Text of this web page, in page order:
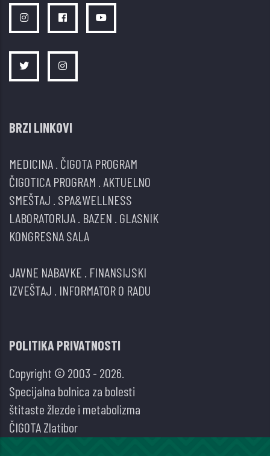
BRZI LINKOVI
MEDICINA ČIGOTA PROGRAM
ČIGOTICA PROGRAM AKTUELNO
SMEŠTAJ SPA&WELLNESS
LABORATORIJA BAZEN GLASNIK
KONGRESNA SALA
JAVNE NABAVKE FINANSIJSKI
IZVEŠTAJ INFORMATOR O RADU
POLITIKA PRIVATNOSTI
Copyright © 2003 - 2026.
Specijalna bolnica za bolesti
štitaste žlezde i metabolizma
ČIGOTA Zlatibor